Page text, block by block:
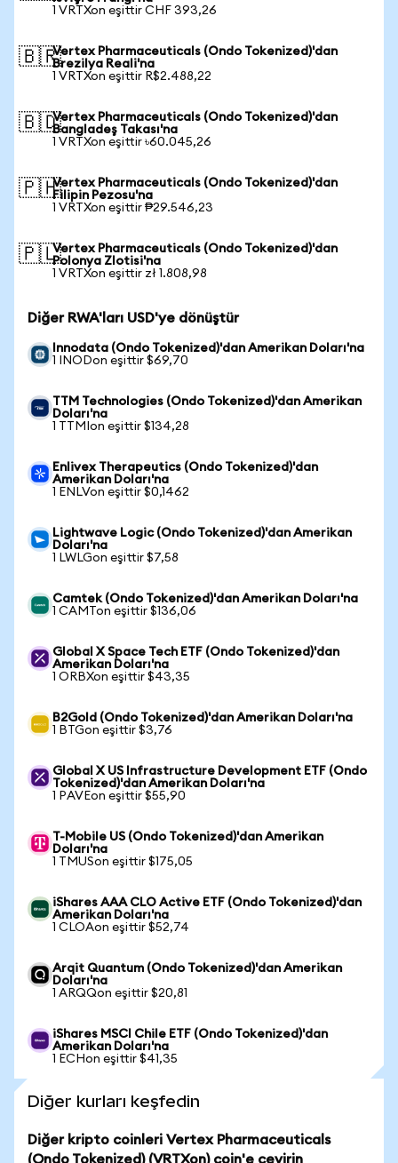
1 VRTXon eşittir CHF 393,26
🇧🇷Vertex Pharmaceuticals (Ondo Tokenized)'dan
Brezilya Reali'na
1 VRTXon eşittir R$2.488,22
🇧🇩Vertex Pharmaceuticals (Ondo Tokenized)'dan
Bangladeş Takası'na
1 VRTXon eşittir ৳60.045,26
🇵🇭Vertex Pharmaceuticals (Ondo Tokenized)'dan
Filipin Pezosu'na
1 VRTXon eşittir ₱29.546,23
🇵🇱Vertex Pharmaceuticals (Ondo Tokenized)'dan
Polonya Zlotisi'na
1 VRTXon eşittir zł 1.808,98
Diğer RWA'ları USD'ye dönüştür
Innodata (Ondo Tokenized)'dan Amerikan Doları'na
1 INODon eşittir $69,70
TTM Technologies (Ondo Tokenized)'dan Amerikan
Doları'na
1 TTMIon eşittir $134,28
Enlivex Therapeutics (Ondo Tokenized)'dan
Amerikan Doları'na
1 ENLVon eşittir $0,1462
Lightwave Logic (Ondo Tokenized)'dan Amerikan
Doları'na
1 LWLGon eşittir $7,58
Camtek (Ondo Tokenized)'dan Amerikan Doları'na
1 CAMTon eşittir $136,06
Global X Space Tech ETF (Ondo Tokenized)'dan
Amerikan Doları'na
1 ORBXon eşittir $43,35
B2Gold (Ondo Tokenized)'dan Amerikan Doları'na
1 BTGon eşittir $3,76
Global X US Infrastructure Development ETF (Ondo
Tokenized)'dan Amerikan Doları'na
1 PAVEon eşittir $55,90
T-Mobile US (Ondo Tokenized)'dan Amerikan
Doları'na
1 TMUSon eşittir $175,05
iShares AAA CLO Active ETF (Ondo Tokenized)'dan
Amerikan Doları'na
1 CLOAon eşittir $52,74
Arqit Quantum (Ondo Tokenized)'dan Amerikan
Doları'na
1 ARQQon eşittir $20,81
iShares MSCI Chile ETF (Ondo Tokenized)'dan
Amerikan Doları'na
1 ECHon eşittir $41,35
Diğer kurları keşfedin
Diğer kripto coinleri Vertex Pharmaceuticals
(Ondo Tokenized) (VRTXon) coin'e çevirin